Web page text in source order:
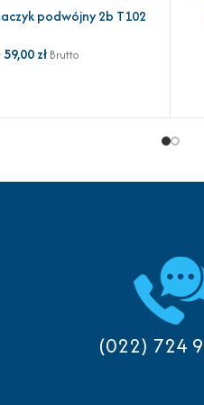
podwójny 2b T102
59,00zł Brutto
(022) 724